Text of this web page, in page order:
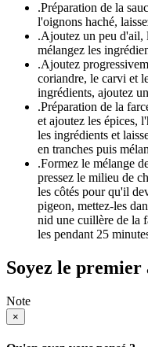
.Préparation de la
l'oignons haché,
.Ajoutez un peu d'ail,
mélangez les
.Ajoutez
coriandre, le carvi et
ingrédients, ajoutez
.Préparation de la
et ajoutez les épices,
les ingrédients et
en tranches puis
.Formez le mélange
pressez le milieu de
les côtés pour qu'il
pigeon, mettez-les
nid une cuillère de la
les pendant 25
Soyez le
Note
×